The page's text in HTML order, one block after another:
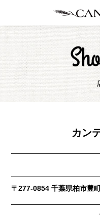
カン
〒277-0854 千葉県柏市豊